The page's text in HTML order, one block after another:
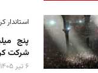
استاندار
پنج
شرکت
۶ تیر ۱۴۰۵